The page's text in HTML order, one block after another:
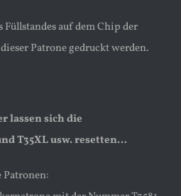
Füllstandes auf dem Chip der
Patrone gedruckt werden.
lassen sich die
T35XL usw. resetten…
Patronen: